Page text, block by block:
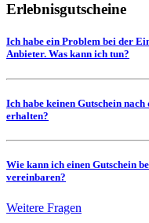
Erlebnisgutscheine
Ich habe ein Problem bei der
Anbieter. Was kann ich tun?
Ich habe keinen Gutschein
erhalten?
Wie kann ich einen Gutschein
vereinbaren?
Weitere Fragen